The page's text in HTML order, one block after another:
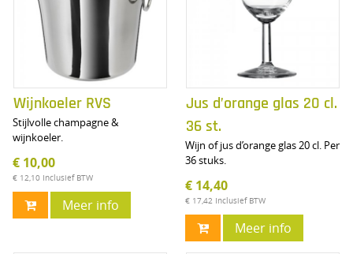
Wijnkoeler RVS
Stijlvolle champagne &
wijnkoeler.
€ 10,00
€ 12,10 Inclusief BTW
Meer info
Jus d’orange glas 20 cl.
36 st.
Wijn of jus d’orange glas 20 cl. Per
36 stuks.
€ 14,40
€ 17,42 Inclusief BTW
Meer info